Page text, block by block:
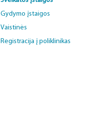
Gydymo įstaigos
Vaistinės
Registracija į poliklinikas